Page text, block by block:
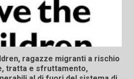
ragazze migranti a rischio
tratta e sfruttamento,